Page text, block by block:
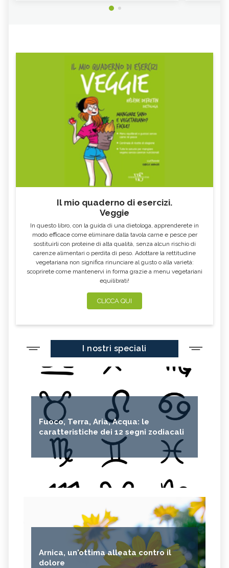
ONDATA DI CALORE
IMPATTI DEI CAMBIAMENTI
GPL
CASE IN LEGNO
OLIO ESAUSTO
AVVOCATO AMBIENTALE B CORP
COMUNITÀ ENERGETICHE
GLIFOSATO
ECOVILLAGGIO
ARCHITETTO PAESAGGISTA
COSA SONO I FONDI ETICI DI
MINISTERO DELLA TRANSIZIONE
SAPONE VEGETALE
PERCARBONATO DEEP SEA MINING
CASETTE DELLE STELLE JANE GOODALL
JANE FONDA GREENPEACE
WOMEN EMPOWERMENT
FOLIAGE SIR DAVID ATTENBOROUGH
ALTROCONSUMO ECONOMIA CIRCOLARE
CARAFFE FILTRANTI
Il mio quaderno di esercizi.
Veggie
In questo libro, con la guida di una dietologa, apprenderete in
modo efficace come eliminare dalla tavola carne e pesce per
sostituirli con proteine di alta qualità, senza alcun rischio di
carenze alimentari o perdita di peso. Adottare la rettitudine
vegetariana non significa rinunciare al gusto o alla varietà:
scoprirete come mantenervi in forma grazie a menu vegetariani
equilibrati!
CLICCA QUI
I nostri speciali
Fuoco, Terra, Aria, Acqua: le
caratteristiche dei 12 segni zodiacali
Arnica, un'ottima alleata contro il
dolore